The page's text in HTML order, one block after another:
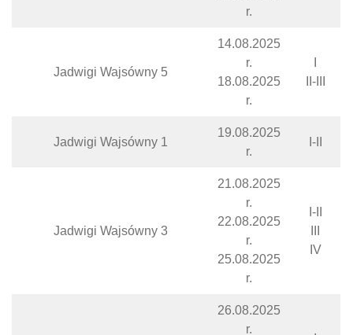
r.
Jadwigi Wajsówny 5
14.08.2025
r.
18.08.2025
r.
II-III
Jadwigi Wajsówny 1
19.08.2025
r.
I-II
Jadwigi Wajsówny 3
21.08.2025
r.
22.08.2025
r.
25.08.2025
r.
I-II
IV
26.08.2025
r.